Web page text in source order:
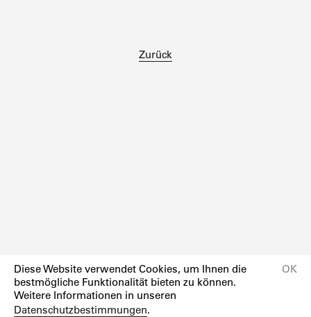
Diese Website verwendet Cookies, um Ihnen die
bestmögliche Funktionalität bieten zu können.
Weitere Informationen in unseren
Datenschutzbestimmungen.
OK
Zurück